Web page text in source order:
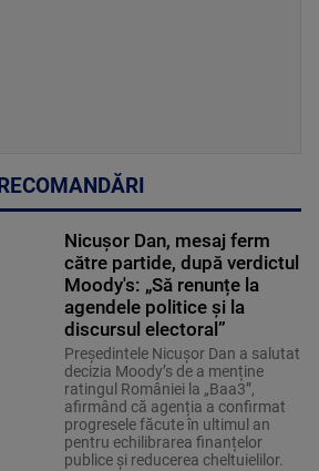
RECOMANDĂRI
Nicușor Dan, mesaj ferm
către partide, după verdictul
Moody's: „Să renunțe la
agendele politice şi la
discursul electoral”
Președintele Nicușor Dan a salutat
decizia Moody’s de a menține
ratingul României la „Baa3”,
afirmând că agenția a confirmat
progresele făcute în ultimul an
pentru echilibrarea finanțelor
publice și reducerea cheltuielilor.